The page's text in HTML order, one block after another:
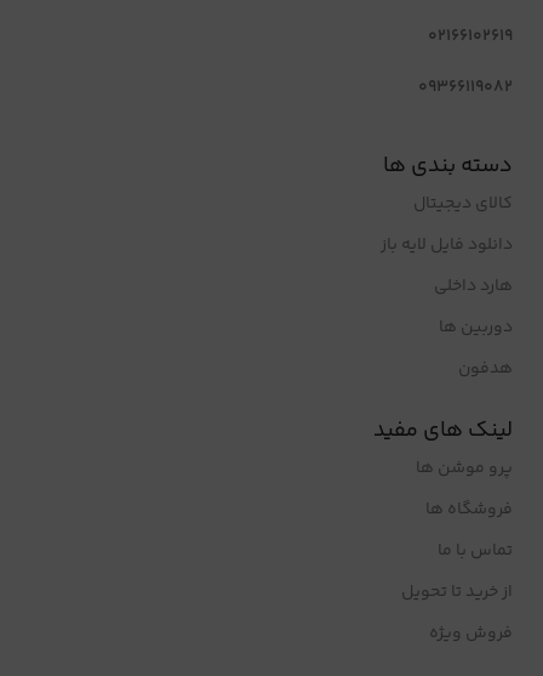
02166102619
09366119082
دسته بندی ها
کالای دیجیتال
دانلود فایل لایه باز
هارد داخلی
دوربین ها
هدفون
لینک های مفید
پرو موشن ها
فروشگاه ها
تماس با ما
از خرید تا تحویل
فروش ویژه